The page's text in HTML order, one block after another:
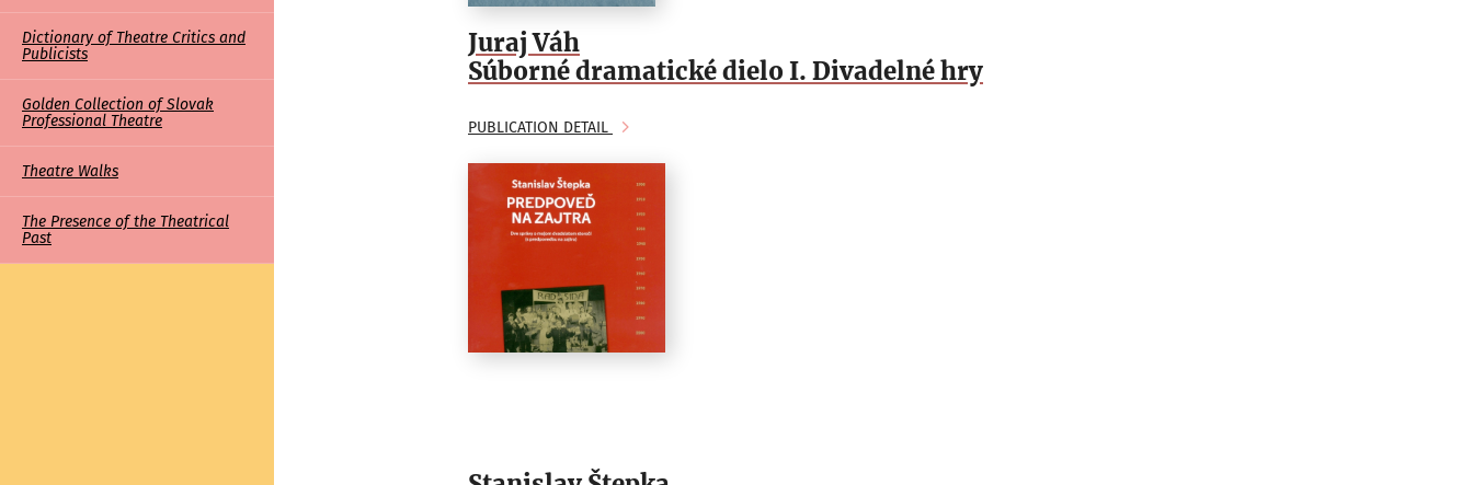
Dictionary of Theatre Critics and
Publicists
Golden Collection of Slovak
Professional Theatre
Theatre Walks
The Presence of the Theatrical
Past
Juraj Váh
Súborné dramatické dielo I. Divadelné hry
PUBLICATION DETAIL